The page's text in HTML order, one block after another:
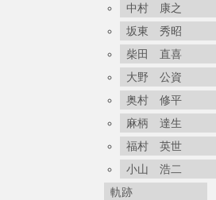
中村 康之
坂東 秀昭
柴田 直喜
大野 公資
奥村 修平
麻柄 達生
福村 英世
小山 浩二
軌跡